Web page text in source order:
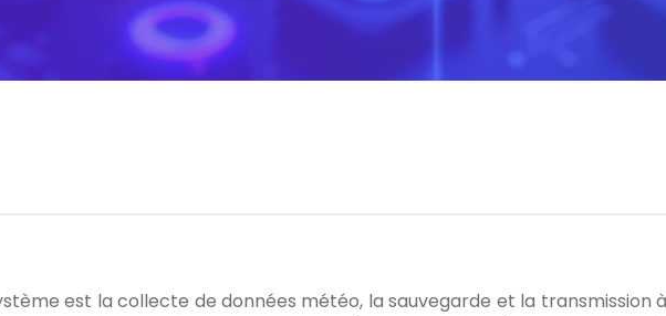
est la collecte de données météo, la sauvegarde et la transmission